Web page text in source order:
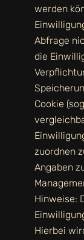
werden
Abfrage
die
Cookie
zuordnen
Angaben
Hinweise:
Hierbei